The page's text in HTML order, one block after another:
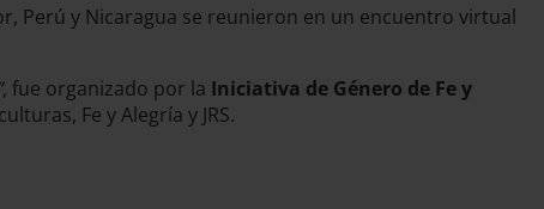
Perú y Nicaragua se reunieron en un encuentro virtual
, fue organizado por la Iniciativa de Género de Fe y
Fe y Alegría y JRS.